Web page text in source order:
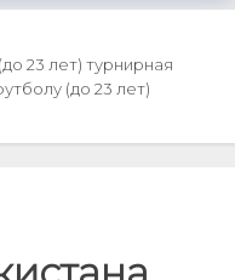
23 лет) турнирная
(до 23 лет)